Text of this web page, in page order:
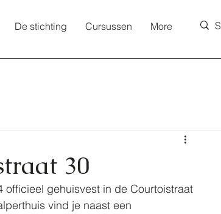
De stichting Cursussen More
30
gehuisvest in de Courtoistraat
vind je naast een